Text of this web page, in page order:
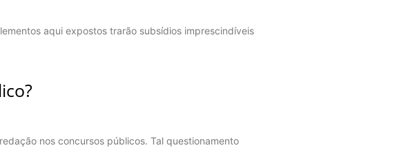
aqui expostos trarão subsídios imprescindíveis
nos concursos públicos. Tal questionamento